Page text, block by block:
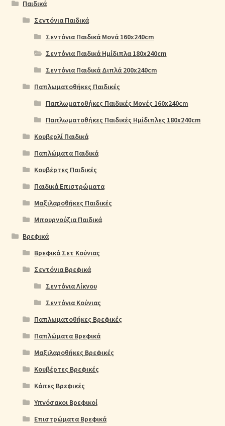
Παιδικά
Σεντόνια Παιδικά
Σεντόνια Παιδικά Μονά 160x240cm
Σεντόνια Παιδικά Ημίδιπλα 180x240cm
Σεντόνια Παιδικά Διπλά 200x240cm
Παπλωματοθήκες Παιδικές
Παπλωματοθήκες Παιδικές Μονές 160x240cm
Παπλωματοθήκες Παιδικές Ημίδιπλες 180x240cm
Κουβερλί Παιδικά
Παπλώματα Παιδικά
Κουβέρτες Παιδικές
Παιδικά Επιστρώματα
Μαξιλαροθήκες Παιδικές
Μπουρνούζια Παιδικά
Βρεφικά
Βρεφικά Σετ Κούνιας
Σεντόνια Βρεφικά
Σεντόνια Λίκνου
Σεντόνια Κούνιας
Παπλωματοθήκες Βρεφικές
Παπλώματα Βρεφικά
Μαξιλαροθήκες Βρεφικές
Κουβέρτες Βρεφικές
Κάπες Βρεφικές
Υπνόσακοι Βρεφικοί
Επιστρώματα Βρεφικά